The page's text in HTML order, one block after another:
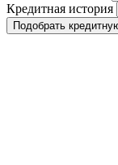
Кредитная история
Подобрать